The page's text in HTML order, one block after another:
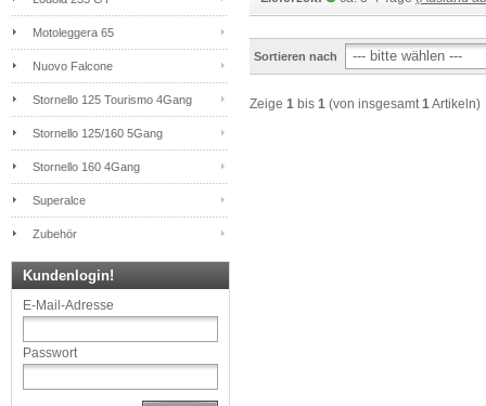
Sortieren nach
Zeige 1 bis 1 (von insgesamt 1 Artikeln)
Motoleggera 65
Nuovo Falcone
Stornello 125 Tourismo 4Gang
Stornello 125/160 5Gang
Stornello 160 4Gang
Superalce
Zubehör
Kundenlogin!
E-Mail-Adresse
Passwort